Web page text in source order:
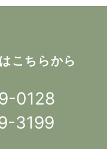
こちらから
0128
3199